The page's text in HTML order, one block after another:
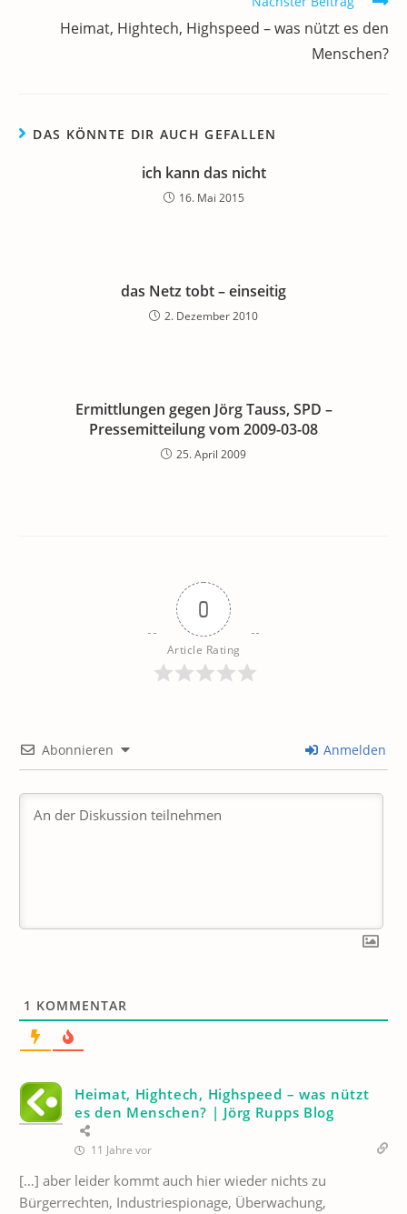
kHeimat, Hightech, Highspeed – was nützt es den
Menschen?
DAS KÖNNTE DIR AUCH GEFALLEN
ich kann das nicht
16. Mai 2015
das Netz tobt – einseitig
2. Dezember 2010
Ermittlungen gegen Jörg Tauss, SPD –
Pressemitteilung vom 2009-03-08
25. April 2009
0
Article Rating
Abonnieren Anmelden
1 KOMMENTAR
Heimat, Hightech, Highspeed – was nützt
es den Menschen? | Jörg Rupps Blog
11 Jahre vor
[…] aber leider kommt auch hier wieder nichts zu
Bürgerrechten, Industriespionage, Überwachung,